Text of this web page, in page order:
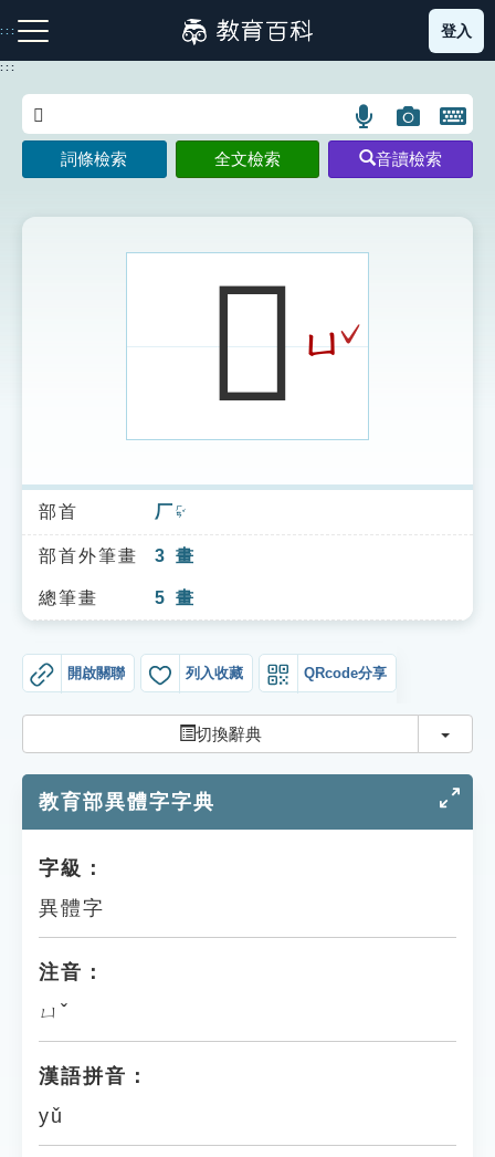
到
主
:::
注音索引圖示 筆畫索引圖示 部首索引表圖示
索引選單
知識索引
單字索引
貓頭鷹博士
登入
:::
語
言
搜
示
圖
片
搜
開
鍵
圖
詞條檢索 全文檢索 音讀檢索
𠨯ㄩ ˇ
部首 厂 ㄏㄢˇ
部首外筆畫 3 畫
總筆畫 5 畫
開啟關聯 列入收藏 QRcode分享
切換辭典 切換
教育部異體字字典
字級：
異體字
注音：
ㄩˇ
漢語拼音：
yǔ